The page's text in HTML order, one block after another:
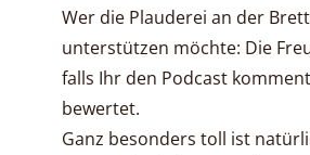
Wer die Plauderei an der
unterstützen möchte: Die
falls Ihr den Podcast
bewertet.
Ganz besonders toll ist